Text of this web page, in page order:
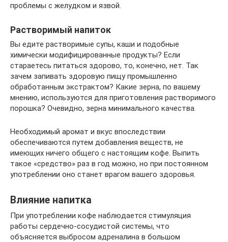
проблемы с желудком и язвой.
Растворимый напиток
Вы едите растворимые супы, каши и подобные
химически модифицированные продукты? Если
стараетесь питаться здорово, то, конечно, нет. Так
зачем запивать здоровую пищу промышленно
обработанным экстрактом? Какие зерна, по вашему
мнению, используются для приготовления растворимого
порошка? Очевидно, зерна минимального качества.
Необходимый аромат и вкус впоследствии
обеспечиваются путем добавления веществ, не
имеющих ничего общего с настоящим кофе. Выпить
такое «средство» раз в год можно, но при постоянном
употреблении оно станет врагом вашего здоровья.
Влияние напитка
При употреблении кофе наблюдается стимуляция
работы сердечно-сосудистой системы, что
объясняется выбросом адреналина в большом